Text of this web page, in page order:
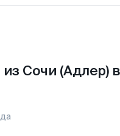
Сочи (Адлер)